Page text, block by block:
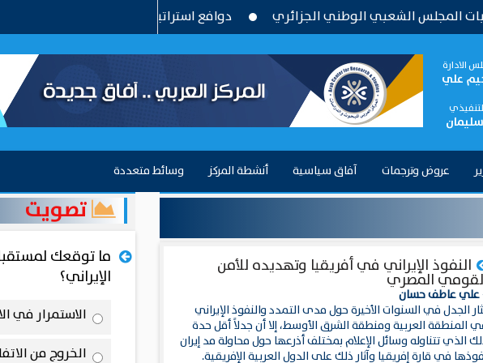
دوافع استراتيجية وتحديات بنيوية .. قراءة في التقارب الوطني الجزائري
الادارة
علي
عروض وترجمات آفاق سياسية أنشطة المركز وسائط متعددة
النفوذ الإيراني في أفريقيا وتهديده للأمن
المصري
علي عاطف حسان
الجدل في السنوات الأخيرة حول مدى التمدد والنفوذ الإيراني
المنطقة العربية ومنطقة الشرق الأوسط، إلا أن جدلاً أقل حدة
الذي تتناوله وسائل الإعلام بمختلف أذرعها حول محاولة مد إيران
في قارة إفريقيا وآثار ذلك على الدول العربية الإفريقية.
تصويت
ما توقعك
الإيراني؟
الاستمرار في
الخروج من